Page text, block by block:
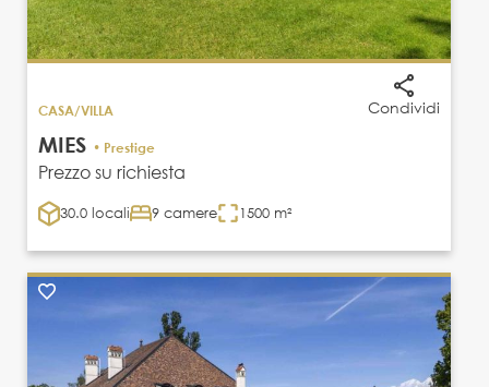
Condividi
CASA/VILLA
MIES • Prestige
Prezzo su richiesta
30.0 locali 9 camere 1500 m²